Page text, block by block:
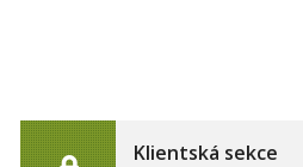
Klientská sekce